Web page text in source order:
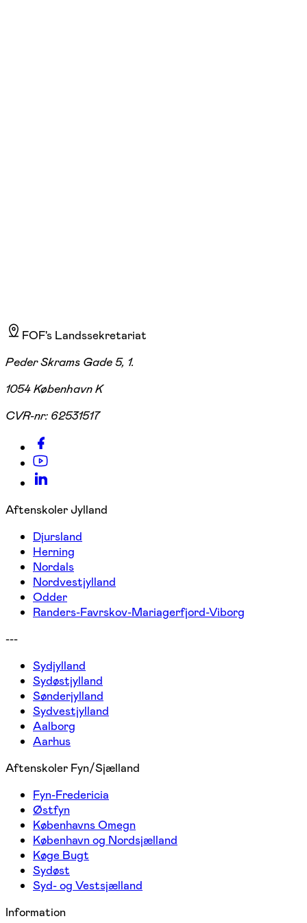
FOF's Landssekretariat
Peder Skrams Gade 5, 1.
1054 København K
CVR-nr: 62531517
Aftenskoler Jylland
Djursland
Herning
Nordals
Nordvestjylland
Odder
Randers-Favrskov-Mariagerfjord-Viborg
---
Sydjylland
Sydøstjylland
Sønderjylland
Sydvestjylland
Aalborg
Aarhus
Aftenskoler Fyn/Sjælland
Fyn-Fredericia
Østfyn
Københavns Omegn
København og Nordsjælland
Køge Bugt
Sydøst
Syd- og Vestsjælland
Information